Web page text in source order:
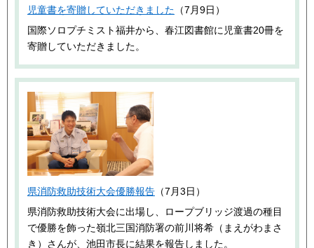
児童書を寄贈していただきました （7月9日）
国際ソロプチミスト福井から、春江図書館に児童書20冊を
寄贈していただきました。
県消防救助技術大会優勝報告 （7月3日）
県消防救助技術大会に出場し、ロープブリッジ渡過の種目
で優勝を飾った嶺北三国消防署の前川将希（まえがわまさ
き）さんが、池田市長に結果を報告しました。